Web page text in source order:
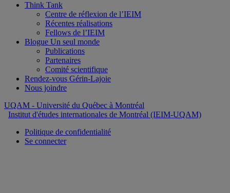
Think Tank
Centre de réflexion de l’IEIM
Récentes réalisations
Fellows de l’IEIM
Blogue Un seul monde
Publications
Partenaires
Comité scientifique
Rendez-vous Gérin-Lajoie
Nous joindre
UQAM - Université du Québec à Montréal
Institut d'études internationales de Montréal (IEIM-UQAM)
Politique de confidentialité
Se connecter